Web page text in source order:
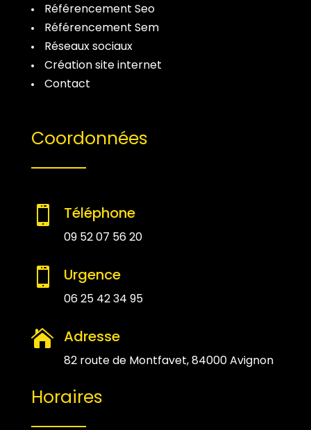
Référencement Seo
Référencement Sem
Réseaux sociaux
Création site internet
Contact
Coordonnées
 Téléphone
09 52 07 56 20
 Urgence
06 25 42 34 95
 Adresse
82 route de Montfavet, 84000 Avignon
Horaires